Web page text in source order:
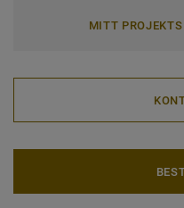
MITT